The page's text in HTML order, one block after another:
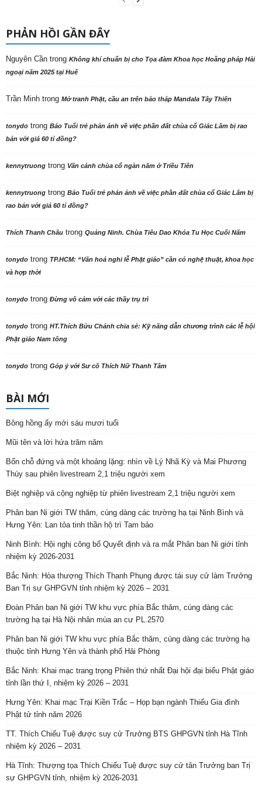
PHẢN HỒI GẦN ĐÂY
Nguyên Cần trong Không khí chuẩn bị cho Tọa đàm Khoa học Hoằng pháp Hải
ngoại năm 2025 tại Huế
Trần Minh trong Mở tranh Phật, cầu an trên bảo tháp Mandala Tây Thiên
tonydo trong Báo Tuổi trẻ phản ảnh về việc phần đất chùa cổ Giác Lâm bị rao
bán với giá 60 tỉ đồng?
kennytruong trong Vãn cảnh chùa cổ ngàn năm ở Triều Tiên
kennytruong trong Báo Tuổi trẻ phản ảnh về việc phần đất chùa cổ Giác Lâm bị
rao bán với giá 60 tỉ đồng?
Thích Thanh Châu trong Quảng Ninh. Chùa Tiêu Dao Khóa Tu Học Cuối Năm
tonydo trong TP.HCM: “Văn hoá nghi lễ Phật giáo” cần có nghệ thuật, khoa học
và hợp thời
tonydo trong Đừng vô cảm với các thầy trụ trì
tonydo trong HT.Thích Bửu Chánh chia sẻ: Kỹ năng dẫn chương trình các lễ hội
Phật giáo Nam tông
tonydo trong Góp ý với Sư cô Thích Nữ Thanh Tâm
BÀI MỚI
Bông hồng ấy mới sáu mươi tuổi
Mũi tên và lời hứa trăm năm
Bốn chỗ đứng và một khoảng lặng: nhìn về Lý Nhã Kỳ và Mai Phương
Thúy sau phiên livestream 2,1 triệu người xem
Biệt nghiệp và cộng nghiệp từ phiên livestream 2,1 triệu người xem
Phân ban Ni giới TW thăm, cúng dàng các trường hạ tại Ninh Bình và
Hưng Yên: Lan tỏa tinh thần hộ trì Tam bảo
Ninh Bình: Hội nghị công bố Quyết định và ra mắt Phân ban Ni giới tỉnh
nhiệm kỳ 2026-2031
Bắc Ninh: Hòa thượng Thích Thanh Phụng được tái suy cử làm Trưởng
Ban Trị sự GHPGVN tỉnh nhiệm kỳ 2026 – 2031
Đoàn Phân ban Ni giới TW khu vực phía Bắc thăm, cúng dàng các
trường hạ tại Hà Nội nhân mùa an cư PL.2570
Phân ban Ni giới TW khu vực phía Bắc thăm, cúng dàng các trường hạ
thuộc tỉnh Hưng Yên và thành phố Hải Phòng
Bắc Ninh: Khai mạc trang trọng Phiên thứ nhất Đại hội đại biểu Phật giáo
tỉnh lần thứ I, nhiệm kỳ 2026 – 2031
Hưng Yên: Khai mạc Trại Kiền Trắc – Họp bạn ngành Thiếu Gia đình
Phật tử tỉnh năm 2026
TT. Thích Chiếu Tuệ được suy cử Trưởng BTS GHPGVN tỉnh Hà Tĩnh
nhiệm kỳ 2026 – 2031
Hà Tĩnh: Thượng tọa Thích Chiếu Tuệ được suy cử tân Trưởng ban Trị
sự GHPGVN tỉnh, nhiệm kỳ 2026-2031